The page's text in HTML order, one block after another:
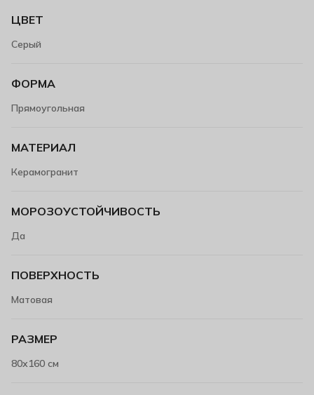
ЦВЕТ
Серый
ФОРМА
Прямоугольная
МАТЕРИАЛ
Керамогранит
МОРОЗОУСТОЙЧИВОСТЬ
Да
ПОВЕРХНОСТЬ
Матовая
РАЗМЕР
80х160 см